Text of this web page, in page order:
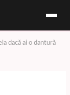
dacă ai o dantură